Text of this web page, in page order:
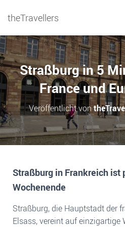
theTravellers
Straßburg in 5
France und
Veröffentlicht von
Straßburg in Frankreich ist
Wochenende
Straßburg, die Hauptstadt der
Elsass, vereint auf einzigartige